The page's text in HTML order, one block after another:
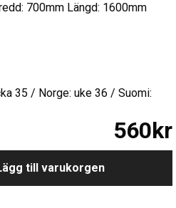
700mm Längd: 1600mm
35 / Norge: uke 36 / Suomi:
560kr
till varukorgen